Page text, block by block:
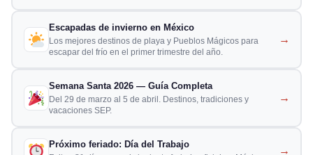
Escapadas de invierno en México
Los mejores destinos de playa y Pueblos Mágicos para
escapar del frío en el primer trimestre del año.
→
Semana Santa 2026 — Guía Completa
Del 29 de marzo al 5 de abril. Destinos, tradiciones y
vacaciones SEP.
→
Próximo feriado: Día del Trabajo →